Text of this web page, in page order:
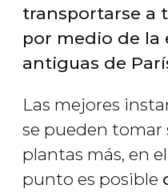
transportarse a
por medio de la
antiguas de
Las mejores
se pueden tomar
plantas más, en
punto es posible